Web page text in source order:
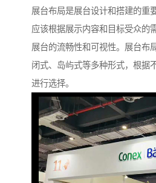
展台布局是展台设计和搭建的重
应该根据展示内容和目标受众的
展台的流畅性和可视性。展台布
闭式、岛屿式等多种形式，根据
进行选择。